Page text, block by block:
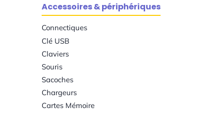
Accessoires & périphériques
Connectiques
Clé USB
Claviers
Souris
Sacoches
Chargeurs
Cartes Mémoire